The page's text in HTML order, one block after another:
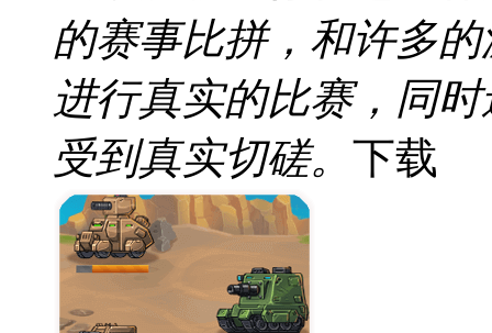
的赛事比拼，和许多
进行真实的比赛，同
受到真实切磋。 下载